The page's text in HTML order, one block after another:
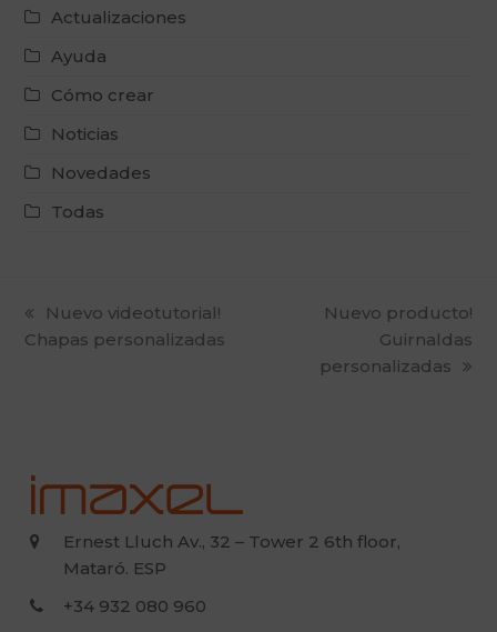
Actualizaciones
Ayuda
Cómo crear
Noticias
Novedades
Todas
previous
post:
Nuevo videotutorial!
Chapas personalizadas
next
Nuevo producto!
Guirnaldas
personalizadas
Ernest Lluch Av., 32 – Tower 2 6th floor,
Mataró. ESP
+34 932 080 960